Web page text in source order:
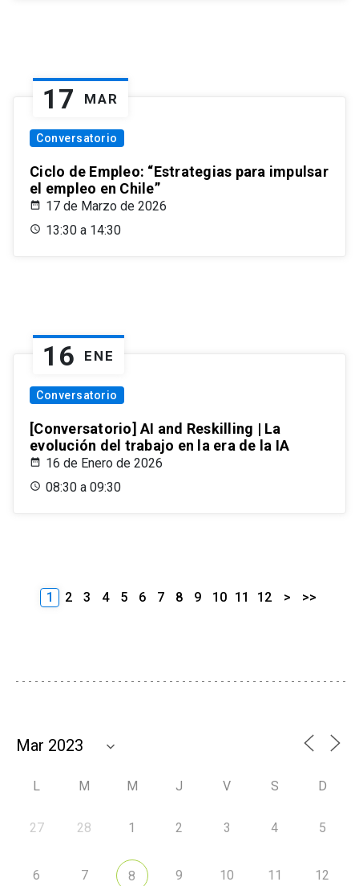
17 MAR
Conversatorio
Ciclo de Empleo: “Estrategias para impulsar
el empleo en Chile”
17 de Marzo de 2026
13:30 a 14:30
16 ENE
Conversatorio
[Conversatorio] AI and Reskilling | La
evolución del trabajo en la era de la IA
16 de Enero de 2026
08:30 a 09:30
1 2 3 4 5 6 7 8 9 10 11 12 > >>
L M M J V S D
27 28 1 2 3 4 5
6 7 8 9 10 11 12